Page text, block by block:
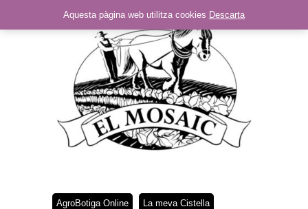
AgroBotiga Online La meva Cistella
Aquesta pàgina web utilitza cookies Descarta